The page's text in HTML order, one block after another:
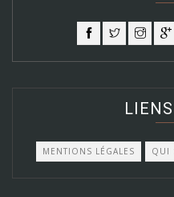
MENTIONS LÉGALES QUI